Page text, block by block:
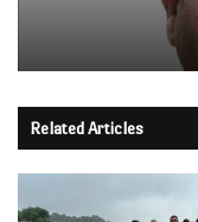
Related Articles